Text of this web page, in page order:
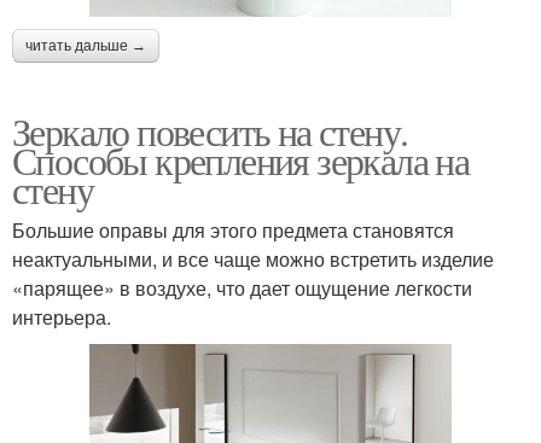
читать дальше →
Зеркало повесить на стену.
Способы крепления зеркала на
стену
Большие оправы для этого предмета становятся
неактуальными, и все чаще можно встретить изделие
«парящее» в воздухе, что дает ощущение легкости
интерьера.